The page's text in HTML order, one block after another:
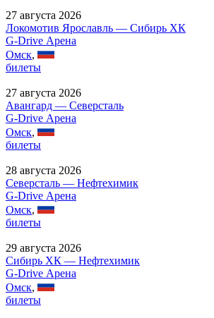
27 августа 2026
Локомотив Ярославль — Сибирь ХК
G-Drive Арена
Омск,
билеты
27 августа 2026
Авангард — Северсталь
G-Drive Арена
Омск,
билеты
28 августа 2026
Северсталь — Нефтехимик
G-Drive Арена
Омск,
билеты
29 августа 2026
Сибирь ХК — Нефтехимик
G-Drive Арена
Омск,
билеты